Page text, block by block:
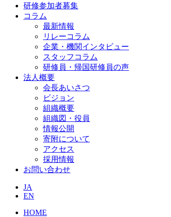
研修参加者募集
コラム
最新情報
リレーコラム
企業・機関インタビュー
スタッフコラム
研修員・帰国研修員の声
法人概要
会長あいさつ
ビジョン
組織概要
組織図・役員
情報公開
寄附について
アクセス
採用情報
お問い合わせ
JA
EN
HOME